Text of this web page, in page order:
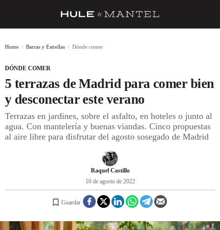
BARRAS Y ESTRELLAS
DÓNDE COMER
ÍDOLOS DE MESAS
MENÚ DEL DÍA
Home Barras y Estrellas Dónde comer
DÓNDE COMER
5 terrazas de Madrid para comer bien
y desconectar este verano
Terrazas en jardines, sobre el asfalto, en hoteles o junto al
agua. Con mantelería y buenas viandas. Cinco propuestas
al aire libre para disfrutar del agosto sosegado de Madrid
Raquel Castillo
10 de agosto de 2022
Guardar